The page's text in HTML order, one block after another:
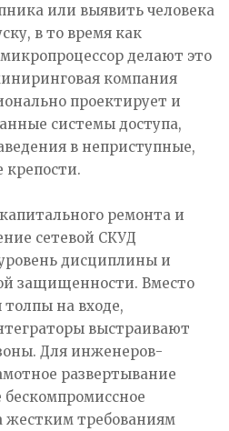
или выявить человека
в то время как
делают это
компания
проектирует и
системы доступа,
в неприступные,
ремонта и
сетевой СКУД
дисциплины и
защищенности. Вместо
на входе,
выстраивают
Для инженеров-
развертывание
бескомпромиссное
жестким требованиям